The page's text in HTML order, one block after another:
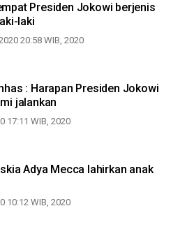
Presiden Jokowi berjenis
laki
20:58 WIB, 2020
: Harapan Presiden Jokowi
jalankan
17:11 WIB, 2020
Adya Mecca lahirkan anak
10:12 WIB, 2020